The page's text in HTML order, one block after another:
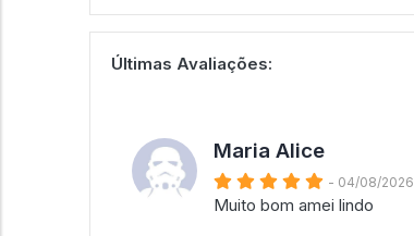
Últimas Avaliações:
Maria Alice
- 04/08/2026
Muito bom amei lindo